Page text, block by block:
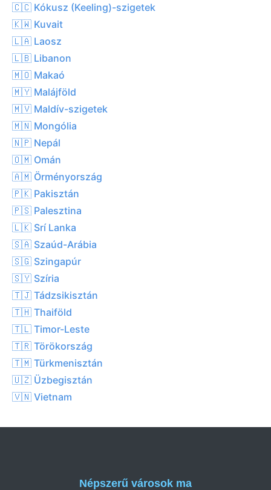
🇨🇨 Kókusz (Keeling)-szigetek
🇰🇼 Kuvait
🇱🇦 Laosz
🇱🇧 Libanon
🇲🇴 Makaó
🇲🇾 Malájföld
🇲🇻 Maldív-szigetek
🇲🇳 Mongólia
🇳🇵 Nepál
🇴🇲 Omán
🇦🇲 Örményország
🇵🇰 Pakisztán
🇵🇸 Palesztina
🇱🇰 Srí Lanka
🇸🇦 Szaúd-Arábia
🇸🇬 Szingapúr
🇸🇾 Szíria
🇹🇯 Tádzsikisztán
🇹🇭 Thaiföld
🇹🇱 Timor-Leste
🇹🇷 Törökország
🇹🇲 Türkmenisztán
🇺🇿 Üzbegisztán
🇻🇳 Vietnam
Népszerű városok ma